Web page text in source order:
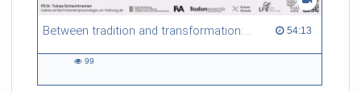
Between tradition and transformation: how owners, advisers and institutions co-create knowledge for resilient forests in Europe 54:13
54:13 duration
99